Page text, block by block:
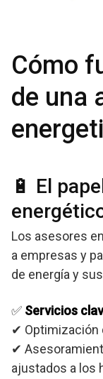
Cómo
de una
🔋 El
Los asesores
a empresas y
de energía y
✅ Servicios
✔ Optimización
✔
ajustados a los